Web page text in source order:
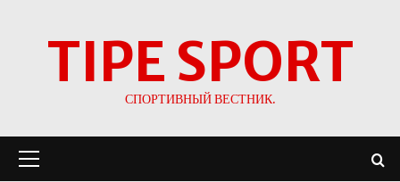
TIPE SPORT
СПОРТИВНЫЙ ВЕСТНИК.
меню